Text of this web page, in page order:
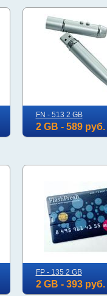
FN - 513 2 GB
2 GB - 589 руб.
FP - 135 2 GB
2 GB - 393 руб.